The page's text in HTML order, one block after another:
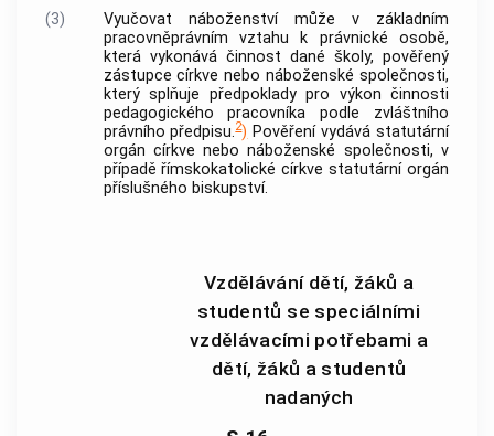
(3)
Vyučovat náboženství může v základním
pracovněprávním vztahu k právnické osobě,
která vykonává činnost dané školy, pověřený
zástupce církve nebo náboženské společnosti,
který splňuje předpoklady pro výkon činnosti
pedagogického pracovníka podle zvláštního
právního předpisu.2) Pověření vydává statutární
orgán církve nebo náboženské společnosti, v
případě římskokatolické církve statutární orgán
příslušného biskupství.
Vzdělávání dětí, žáků a
studentů se speciálními
vzdělávacími potřebami a
dětí, žáků a studentů
nadaných